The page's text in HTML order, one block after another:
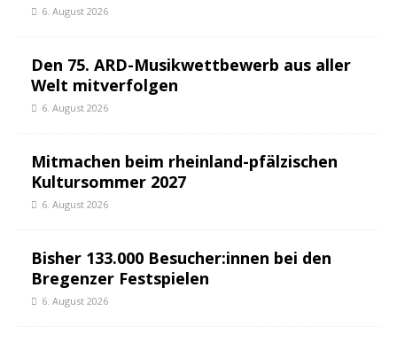
6. August 2026
Den 75. ARD-Musikwettbewerb aus aller
Welt mitverfolgen
6. August 2026
Mitmachen beim rheinland-pfälzischen
Kultursommer 2027
6. August 2026
Bisher 133.000 Besucher:innen bei den
Bregenzer Festspielen
6. August 2026